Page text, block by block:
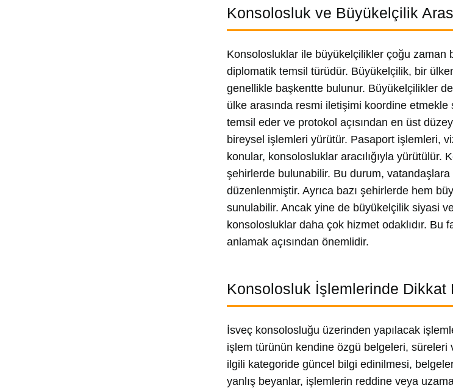
Konsolosluk ve Büyükelçilik
Konsolosluklar ile büyükelçilikler çoğu zaman
diplomatik temsil türüdür. Büyükelçilik, bir
genellikle başkentte bulunur. Büyükelçilikler
ülke arasında resmi iletişimi koordine
temsil eder ve protokol açısından en üst
bireysel işlemleri yürütür. Pasaport işlemleri,
konular, konsolosluklar aracılığıyla yürütülür.
şehirlerde bulunabilir. Bu durum,
düzenlenmiştir. Ayrıca bazı şehirlerde hem
sunulabilir. Ancak yine de büyükelçilik siyasi
konsolosluklar daha çok hizmet odaklıdır. Bu
anlamak açısından önemlidir.
Konsolosluk İşlemlerinde Dikkat
İsveç konsolosluğu üzerinden yapılacak
işlem türünün kendine özgü belgeleri,
ilgili kategoride güncel bilgi edinilmesi,
yanlış beyanlar, işlemlerin reddine veya